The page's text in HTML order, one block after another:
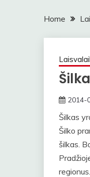
Home
2014-
Šilkas
Šilko
šilkas.